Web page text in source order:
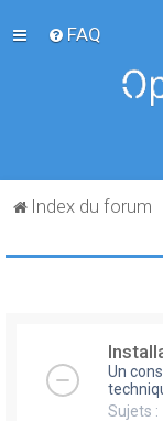
FAQ
Index du forum
Un
Sujets :